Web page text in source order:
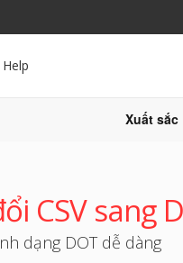
Help
Xuất sắc
CSV sang
dạng DOT dễ dàng